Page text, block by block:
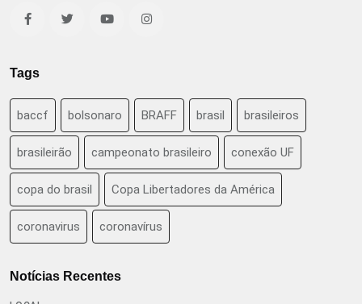
Tags
baccf bolsonaro BRAFF brasil brasileiros
brasileirão campeonato brasileiro conexão UF
copa do brasil Copa Libertadores da América
coronavirus coronavírus
Notícias Recentes